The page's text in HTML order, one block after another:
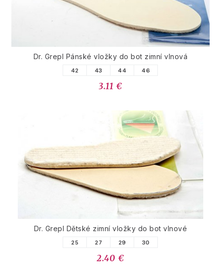
Dr. Grepl Pánské vložky do bot zimní vlnová
42 43 44 46
3.11 €
Dr. Grepl Dětské zimní vložky do bot vlnové
25 27 29 30
2.40 €